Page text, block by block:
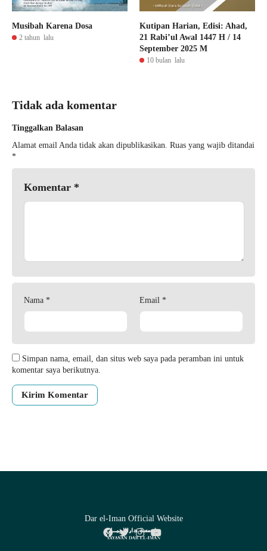
Musibah Karena Dosa
2 tahun lalu
Kutipan Harian, Edisi: Ahad,
21 Rabi’ul Awal 1447 H / 14
September 2025 M
10 bulan lalu
Tidak ada komentar
Tinggalkan Balasan
Alamat email Anda tidak akan dipublikasikan. Ruas yang wajib ditandai
*
Komentar *
Nama * Email *
Simpan nama, email, dan situs web saya pada peramban ini untuk
komentar saya berikutnya.
Dar el-Iman Official Website